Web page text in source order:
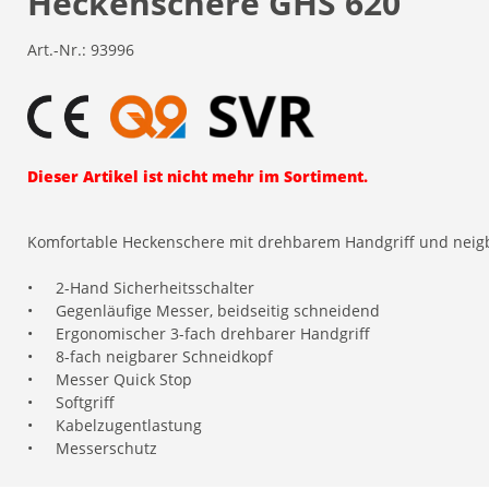
Art.-Nr.: 93996
Dieser Artikel ist nicht mehr im Sortiment.
Komfortable Heckenschere mit drehbarem Handgriff und
•
2-Hand Sicherheitsschalter
•
Gegenläufige Messer, beidseitig schneidend
•
Ergonomischer 3-fach drehbarer Handgriff
•
8-fach neigbarer Schneidkopf
•
Messer Quick Stop
•
Softgriff
•
Kabelzugentlastung
•
Messerschutz